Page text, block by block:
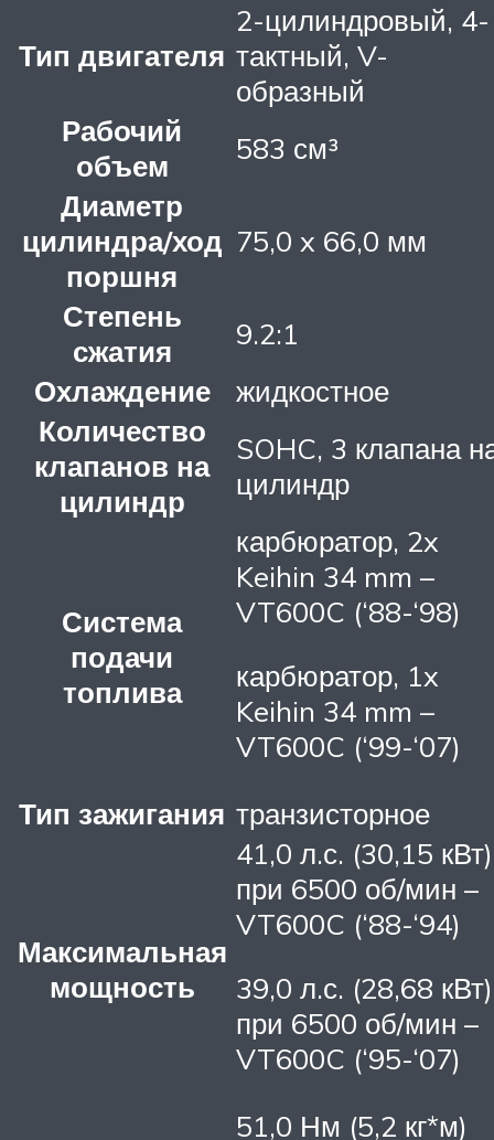
Тип двигателя
2-цилиндровый, 4-
тактный, V-
образный
Рабочий
объем
583 см³
Диаметр
цилиндра/ход
поршня
75,0 x 66,0 мм
Степень
сжатия
9.2:1
Охлаждение
жидкостное
Количество
клапанов на
цилиндр
SOHC, 3 клапана
цилиндр
Система
подачи
топлива
карбюратор, 2x
Keihin 34 mm –
VT600C (‘88-‘98)
карбюратор, 1x
Keihin 34 mm –
VT600C (‘99-‘07)
Тип зажигания транзисторное
Максимальная
мощность
41,0 л.с. (30,15 кВт)
при 6500 об/мин –
VT600C (‘88-‘94)
39,0 л.с. (28,68 кВт)
при 6500 об/мин –
VT600C (‘95-‘07)
51,0 Нм (5,2 кг*м)